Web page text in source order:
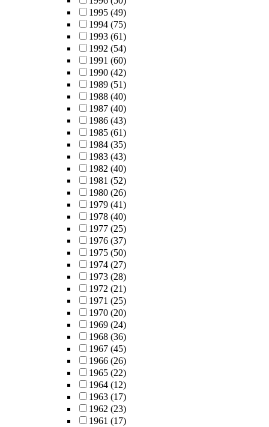
1995 (49)
1994 (75)
1993 (61)
1992 (54)
1991 (60)
1990 (42)
1989 (51)
1988 (40)
1987 (40)
1986 (43)
1985 (61)
1984 (35)
1983 (43)
1982 (40)
1981 (52)
1980 (26)
1979 (41)
1978 (40)
1977 (25)
1976 (37)
1975 (50)
1974 (27)
1973 (28)
1972 (21)
1971 (25)
1970 (20)
1969 (24)
1968 (36)
1967 (45)
1966 (26)
1965 (22)
1964 (12)
1963 (17)
1962 (23)
1961 (17)